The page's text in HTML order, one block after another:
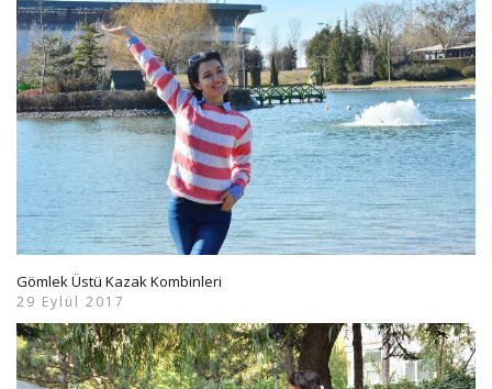
Gömlek Üstü Kazak Kombinleri
29 Eylül 2017